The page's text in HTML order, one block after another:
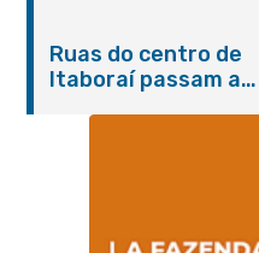
Ruas do centro de
Itaboraí passam a